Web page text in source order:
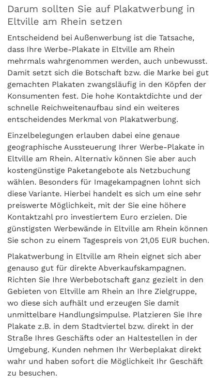
Darum sollten Sie auf Plakatwerbung in
Eltville am Rhein setzen
Entscheidend bei Außenwerbung ist die Tatsache,
dass Ihre Werbe-Plakate in Eltville am Rhein
mehrmals wahrgenommen werden, auch unbewusst.
Damit setzt sich die Botschaft bzw. die Marke bei gut
gemachten Plakaten zwangsläufig in den Köpfen der
Konsumenten fest. Die hohe Kontaktdichte und der
schnelle Reichweitenaufbau sind ein weiteres
entscheidendes Merkmal von Plakatwerbung.
Einzelbelegungen erlauben dabei eine genaue
geographische Aussteuerung Ihrer Werbe-Plakate in
Eltville am Rhein. Alternativ können Sie aber auch
kostengünstige Paketangebote als Netzbuchung
wählen. Besonders für Imagekampagnen lohnt sich
diese Variante. Hierbei handelt es sich um eine sehr
preiswerte Möglichkeit, mit der Sie eine höhere
Kontaktzahl pro investiertem Euro erzielen. Die
günstigsten Werbewände in Eltville am Rhein können
Sie schon zu einem Tagespreis von 21,05 EUR buchen.
Plakatwerbung in Eltville am Rhein eignet sich aber
genauso gut für direkte Abverkaufskampagnen.
Richten Sie Ihre Werbebotschaft ganz gezielt in den
Gebieten von Eltville am Rhein an Ihre Zielgruppe,
wo diese sich aufhält und erzeugen Sie damit
unmittelbare Handlungsimpulse. Platzieren Sie Ihre
Plakate z.B. in dem Stadtviertel bzw. direkt in der
Straße Ihres Geschäfts oder an Haltestellen in der
Umgebung. Kunden nehmen Ihr Werbeplakat direkt
wahr und haben sofort die Möglichkeit Ihr Geschäft
zu besuchen.